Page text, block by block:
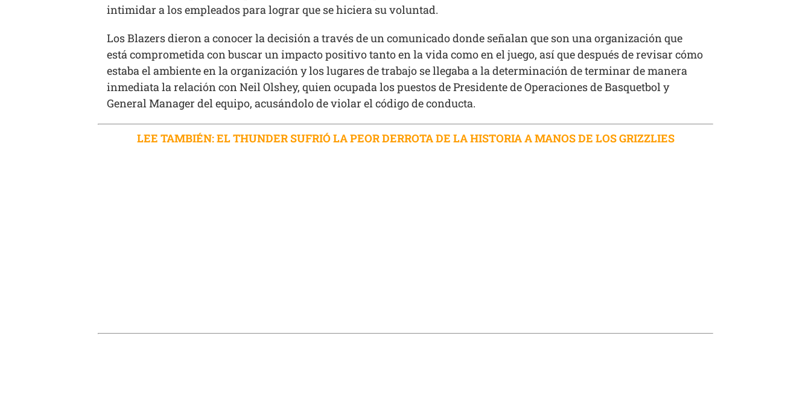
intimidar a los empleados para lograr que se hiciera su voluntad.
Los Blazers dieron a conocer la decisión a través de un comunicado donde señalan que son una organización que
está comprometida con buscar un impacto positivo tanto en la vida como en el juego, así que después de revisar cómo
estaba el ambiente en la organización y los lugares de trabajo se llegaba a la determinación de terminar de manera
inmediata la relación con Neil Olshey, quien ocupada los puestos de Presidente de Operaciones de Basquetbol y
General Manager del equipo, acusándolo de violar el código de conducta.
LEE TAMBIÉN: EL THUNDER SUFRIÓ LA PEOR DERROTA DE LA HISTORIA A MANOS DE LOS GRIZZLIES